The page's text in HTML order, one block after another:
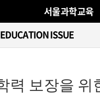
서울과학교육
ISSUE
력 보장을 위